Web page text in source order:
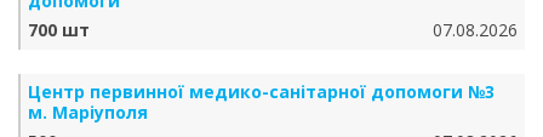
700 шт
07.08.2026
Центр первинної медико-санітарної допомоги №3
м. Маріуполя